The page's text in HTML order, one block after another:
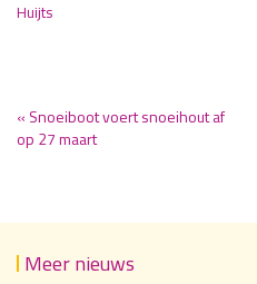
Huijts
« Snoeiboot voert snoeihout af
op 27 maart
Meer nieuws